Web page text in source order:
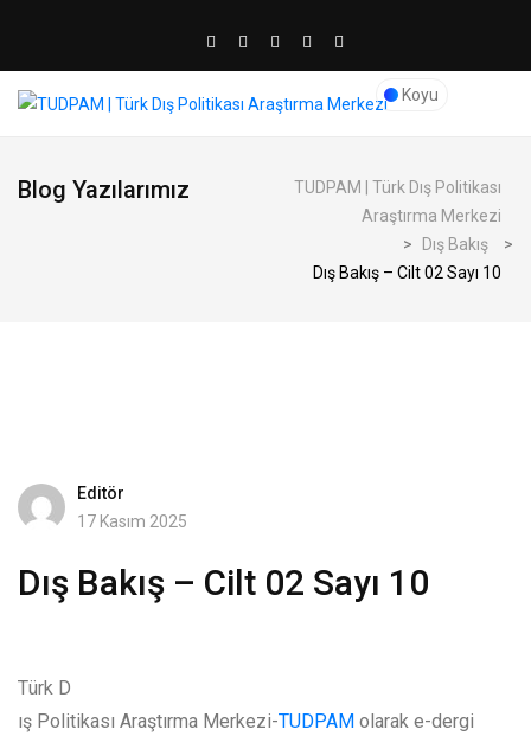
Koyu
Blog Yazılarımız
TUDPAM | Türk Dış Politikası
Araştırma Merkezi
>
Dış Bakış
>
Dış Bakış – Cilt 02 Sayı 10
Editör
17 Kasım 2025
Dış Bakış – Cilt 02 Sayı 10
Türk D
ış Politikası Araştırma Merkezi-TUDPAM olarak e-dergi